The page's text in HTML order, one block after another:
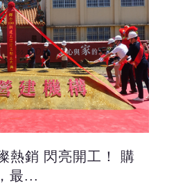
熱銷 閃亮開工！ 購
最...